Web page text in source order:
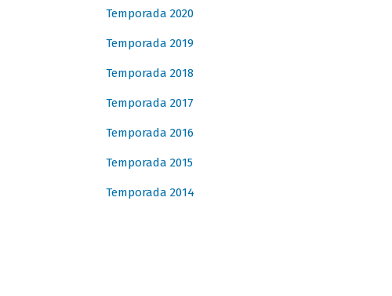
Temporada 2020
Temporada 2019
Temporada 2018
Temporada 2017
Temporada 2016
Temporada 2015
Temporada 2014